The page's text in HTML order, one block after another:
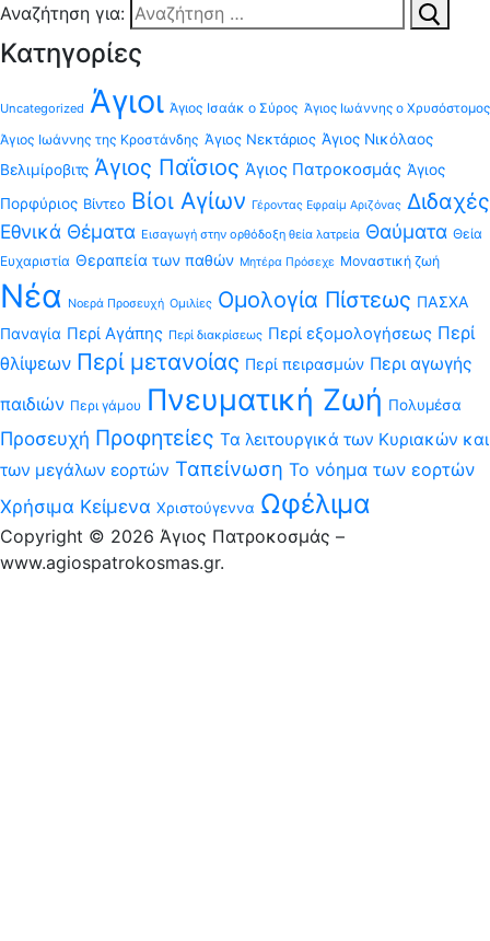
Αναζήτηση για:
Κατηγορίες
Uncategorized Άγιοι Άγιος Ισαάκ ο Σύρος Άγιος Ιωάννης ο Χρυσόστομος
Άγιος Ιωάννης της Κροστάνδης Άγιος Νεκτάριος Άγιος Νικόλαος
Βελιμίροβιτς Άγιος Παΐσιος Άγιος Πατροκοσμάς Άγιος
Πορφύριος Βίντεο Βίοι Αγίων Γέροντας Εφραίμ Αριζόνας Διδαχές
Εθνικά Θέματα Εισαγωγή στην ορθόδοξη θεία λατρεία Θαύματα Θεία
Ευχαριστία Θεραπεία των παθών Μητέρα Πρόσεχε Μοναστική ζωή
Νέα Νοερά Προσευχή Ομιλίες Ομολογία Πίστεως ΠΑΣΧΑ
Παναγία Περί Αγάπης Περί διακρίσεως Περί εξομολογήσεως Περί
θλίψεων Περί μετανοίας Περί πειρασμών Περι αγωγής
παιδιών Περι γάμου Πνευματική Ζωή Πολυμέσα
Προσευχή Προφητείες Τα λειτουργικά των Κυριακών και
των μεγάλων εορτών Ταπείνωση Το νόημα των εορτών
Χρήσιμα Κείμενα Χριστούγεννα Ωφέλιμα
Copyright © 2026 Άγιος Πατροκοσμάς –
www.agiospatrokosmas.gr.